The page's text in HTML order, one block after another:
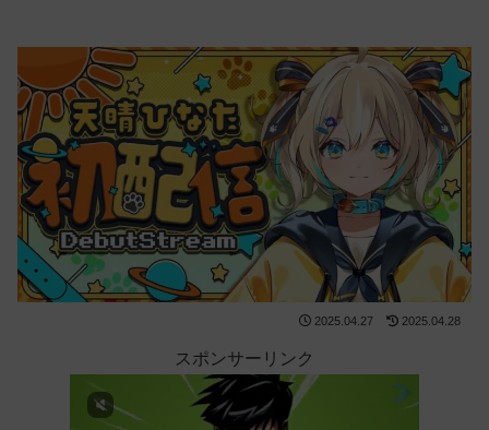
2025.04.27 2025.04.28
スポンサーリンク